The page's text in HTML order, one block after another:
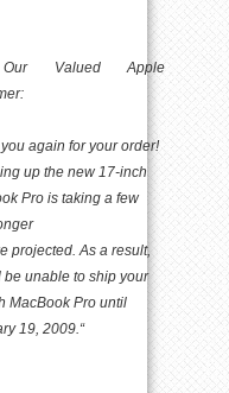
Valued Apple
again for your order!
up the new 17-inch
Pro is taking a few
projected. As a result,
be unable to ship your
MacBook Pro until
19, 2009.“